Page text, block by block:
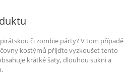
či zombie párty? V tom případě
kostýmů přijďte vyzkoušet tento
krátké šaty, dlouhou sukni a